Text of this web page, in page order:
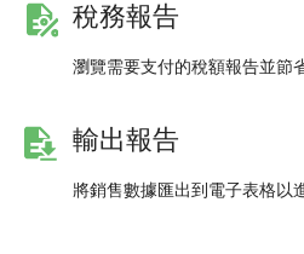
稅務報告
瀏覽需要支付的稅額報告並節
輸出報告
將銷售數據匯出到電子表格以